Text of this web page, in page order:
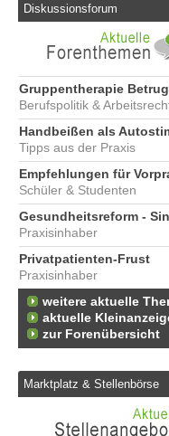
Diskussionsforum
Gruppentherapie
Berufspolitik &
Handbeißen als
Tipps aus der Praxis
Empfehlungen für
Schüler & Studenten
Gesundheitsreform -
Praxisinhaber
Privatpatienten-Frust
Praxisinhaber
weitere aktuelle
aktuelle
zur Forenübersicht
Marktplatz & Stellenbörse